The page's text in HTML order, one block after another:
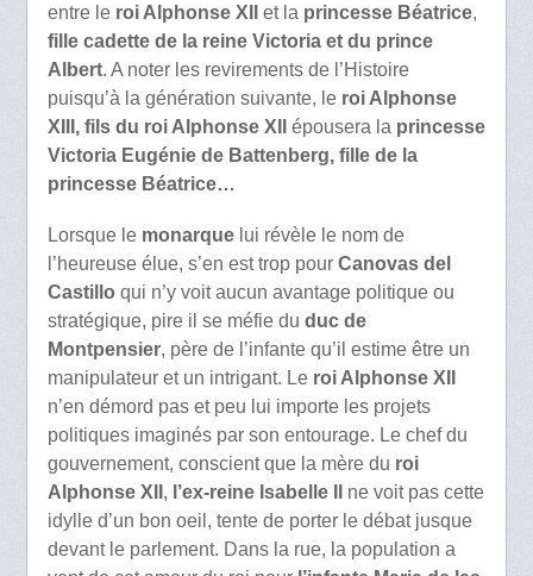
entre le roi Alphonse XII et la princesse Béatrice,
fille cadette de la reine Victoria et du prince
Albert. A noter les revirements de l’Histoire
puisqu’à la génération suivante, leroi Alphonse
XIII, fils du roi Alphonse XII
épousera la princesse
Victoria Eugénie de Battenberg, fille de la
princesse Béatrice…
Lorsque lemonarquelui révèle le nom de
l’heureuse élue, s’en est trop pour Canovas del
Castillo qui n’y voit aucun avantage politique ou
stratégique, pire il se méfie du duc de
Montpensier, père de l’infante qu’il estime être un
manipulateur et un intrigant. Leroi Alphonse XII
n’en démord pas et peu lui importe les projets
politiques imaginés par son entourage. Le chef du
gouvernement, conscient que la mère du roi
Alphonse XII , l’ex-reine Isabelle II
ne voit pas cette
idylle d’un bon oeil, tente de porter le débat jusque
devant le parlement. Dans la rue, la population a